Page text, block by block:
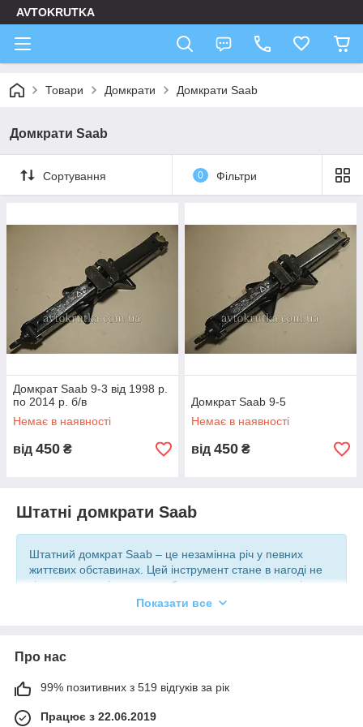
AVTOKRUTKA
Товари Домкрати Домкрати Saab
Домкрати Saab
Сортування 0 Фільтри
Домкрат Saab 9-3 від 1998 р.
по 2014 р. б/в
Немає в наявності
від 450 ₴
Домкрат Saab 9-5
Немає в наявності
від 450 ₴
Штатні домкрати Saab
Штатний домкрат Saab – це незамінна річ у певних
життєвих обставинах. Цей інструмент стане в нагоді не
тільки в ситуаціях непередбачених поломок авто під час
дороги, але і для планових дрібних оглядів Вашого
Щоб уникнути травм або нещасних випадків, використовуйте
домкрат, який підходить саме для вашого авто. Важливо, щоб
домкрат був розрахований на вагу конкретного автомобіля,
інакше він може просто не витримати навантаження ваги і
зламатися при першому ж використанні. Більше того, для
Показати все
Про нас
99% позитивних з 519 відгуків за рік
Працює з 22.06.2019